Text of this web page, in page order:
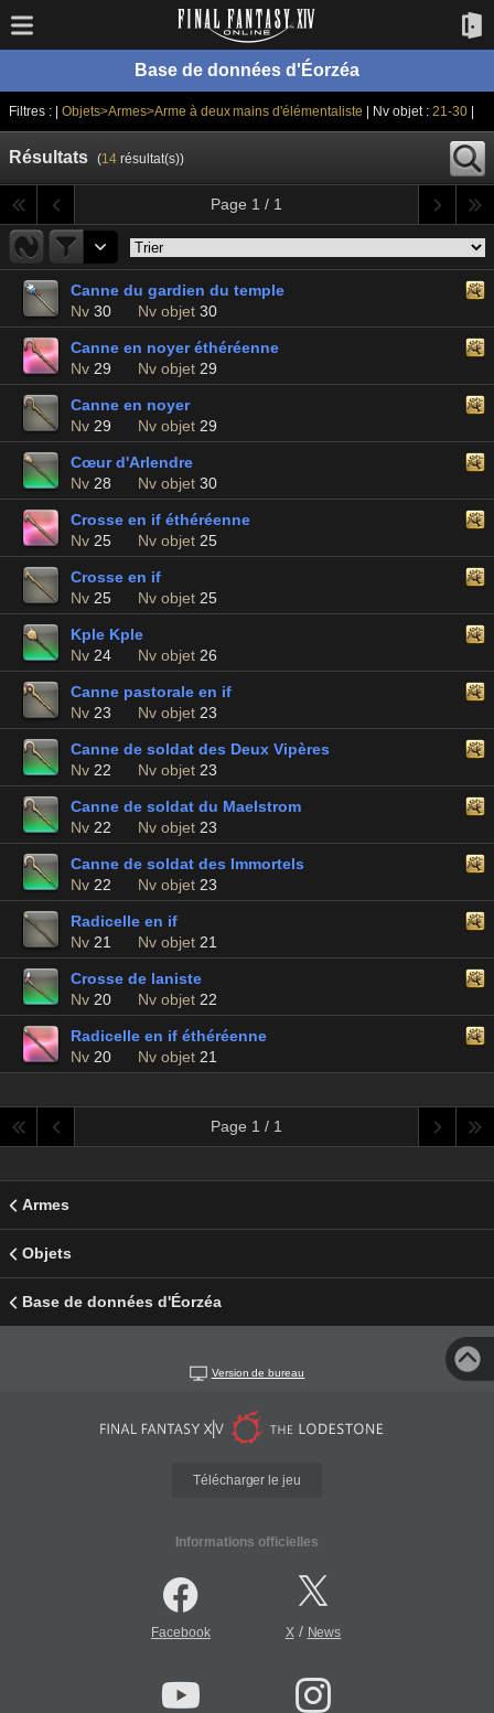
Base de données d'Éorzéa
Filtres : | Objets>Armes>Arme à deux mains d'élémentaliste | Nv objet : 21-30|
Résultats (14résultat(s))
Page 1 / 1
Canne du gardien du temple
Nv 30 Nv objet 30
Canne en noyer éthéréenne
Nv 29 Nv objet 29
Canne en noyer
Nv 29 Nv objet 29
Cœur d'Arlendre
Nv 28 Nv objet 30
Crosse en if éthéréenne
Nv 25 Nv objet 25
Crosse en if
Nv 25 Nv objet 25
Kple Kple
Nv 24 Nv objet 26
Canne pastorale en if
Nv 23 Nv objet 23
Canne de soldat des Deux Vipères
Nv 22 Nv objet 23
Canne de soldat du Maelstrom
Nv 22 Nv objet 23
Canne de soldat des Immortels
Nv 22 Nv objet 23
Radicelle en if
Nv 21 Nv objet 21
Crosse de laniste
Nv 20 Nv objet 22
Radicelle en if éthéréenne
Nv 20 Nv objet 21
Page 1 / 1
Armes
Objets
Base de données d'Éorzéa
Version de bureau
Télécharger le jeu
Informations officielles
Facebook X/ News